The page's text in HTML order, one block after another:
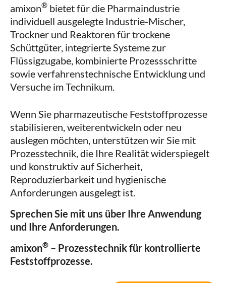
amixon® bietet für die Pharmaindustrie
individuell ausgelegte Industrie-Mischer,
Trockner und Reaktoren für trockene
Schüttgüter, integrierte Systeme zur
Flüssigzugabe, kombinierte Prozessschritte
sowie verfahrenstechnische Entwicklung und
Versuche im Technikum.
Wenn Sie pharmazeutische Feststoffprozesse
stabilisieren, weiterentwickeln oder neu
auslegen möchten, unterstützen wir Sie mit
Prozesstechnik, die Ihre Realität widerspiegelt
und konstruktiv auf Sicherheit,
Reproduzierbarkeit und hygienische
Anforderungen ausgelegt ist.
Sprechen Sie mit uns über Ihre Anwendung
und Ihre Anforderungen.
amixon® – Prozesstechnik für kontrollierte
Feststoffprozesse.